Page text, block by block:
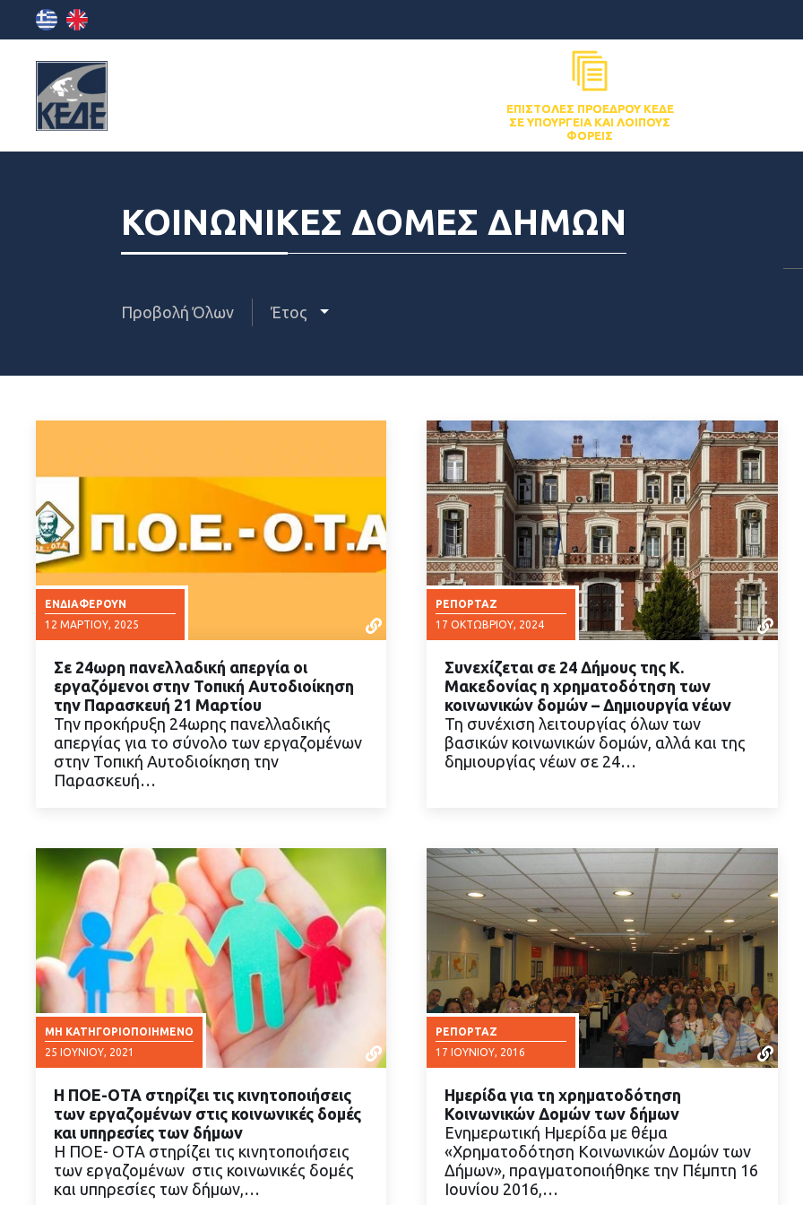
ΕΠΙΣΤΟΛΈΣ ΠΡΟΈΔΡΟΥ ΚΕΔΕ
ΣΕ ΥΠΟΥΡΓΕΊΑ ΚΑΙ ΛΟΙΠΟΎΣ
ΦΟΡΕΊΣ
ΚΟΙΝΩΝΙΚΕΣ ΔΟΜΕΣ ΔΗΜΩΝ
Προβολή Όλων Έτος
ΕΝΔΙΑΦΈΡΟΥΝ
12 ΜΑΡΤΊΟΥ, 2025
ΔΙΑΒΑΣΤΕ ΠΕΡΙΣΣΟΤΕΡΑ
Σε 24ωρη πανελλαδική απεργία οι
εργαζόμενοι στην Τοπική Αυτοδιοίκηση
την Παρασκευή 21 Μαρτίου
Την προκήρυξη 24ωρης πανελλαδικής
απεργίας για το σύνολο των εργαζομένων
στην Τοπική Αυτοδιοίκηση την
Παρασκευή…
ΡΕΠΟΡΤΆΖ
17 ΟΚΤΩΒΡΊΟΥ, 2024
ΔΙΑΒΑΣΤΕ ΠΕΡΙΣΣΟΤΕΡΑ
Συνεχίζεται σε 24 Δήμους της Κ.
Μακεδονίας η χρηματοδότηση των
κοινωνικών δομών – Δημιουργία νέων
Τη συνέχιση λειτουργίας όλων των
βασικών κοινωνικών δομών, αλλά και της
δημιουργίας νέων σε 24…
ΜΗ ΚΑΤΗΓΟΡΙΟΠΟΙΗΜΈΝΟ
25 ΙΟΥΝΊΟΥ, 2021
ΔΙΑΒΑΣΤΕ ΠΕΡΙΣΣΟΤΕΡΑ
H ΠΟΕ-ΟΤΑ στηρίζει τις κινητοποιήσεις
των εργαζομένων στις κοινωνικές δομές
και υπηρεσίες των δήμων
Η ΠΟΕ- ΟΤΑ στηρίζει τις κινητοποιήσεις
των εργαζομένων στις κοινωνικές δομές
και υπηρεσίες των δήμων,…
ΡΕΠΟΡΤΆΖ
17 ΙΟΥΝΊΟΥ, 2016
ΔΙΑΒΑΣΤΕ ΠΕΡΙΣΣΟΤΕΡΑ
Ημερίδα για τη χρηματοδότηση
Κοινωνικών Δομών των δήμων
Ενημερωτική Ημερίδα με θέμα
«Χρηματοδότηση Κοινωνικών Δομών των
Δήμων», πραγματοποιήθηκε την Πέμπτη 16
Ιουνίου 2016,…